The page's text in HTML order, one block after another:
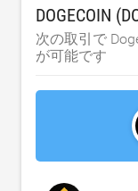
DOGECOIN
次の取引で
が可能です